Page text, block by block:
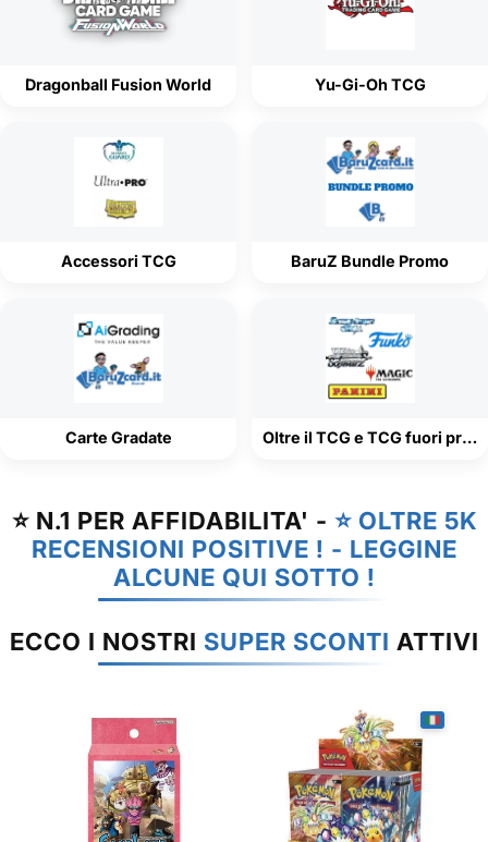
Dragonball Fusion World Yu-Gi-Oh TCG
Accessori TCG BaruZ Bundle Promo
Carte Gradate Oltre il TCG e TCG fuori produzione
⭐ N.1 PER AFFIDABILITA' - ⭐ OLTRE 5K
RECENSIONI POSITIVE ! - LEGGINE
ALCUNE QUI SOTTO !
ECCO I NOSTRI SUPER SCONTI ATTIVI